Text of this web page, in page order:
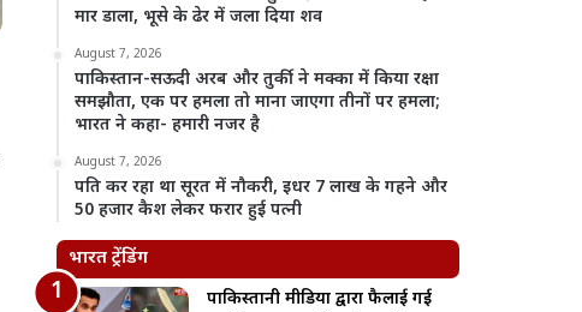
मार डाला, भूसे के ढेर में जला दिया शव
August 7, 2026
पाकिस्तान-सऊदी अरब और तुर्की ने मक्का में किया रक्षा
समझौता, एक पर हमला तो माना जाएगा तीनों पर हमला;
भारत ने कहा- हमारी नजर है
August 7, 2026
पति कर रहा था सूरत में नौकरी, इधर 7 लाख के गहने और
50 हजार कैश लेकर फरार हुई पत्नी
भारत ट्रेंडिंग
पाकिस्तानी मीडिया द्वारा फैलाई गई